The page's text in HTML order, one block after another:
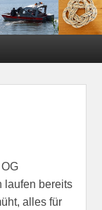
laufen bereits
alles für